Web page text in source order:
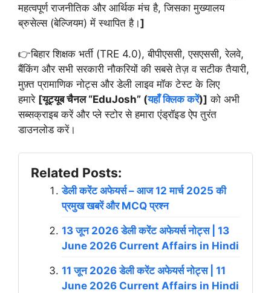
महत्वपूर्ण राजनीतिक और आर्थिक मंच है, जिसका मुख्यालय
ब्रुसेल्स (बेल्जियम) में स्थापित है।]
👉बिहार शिक्षक भर्ती (TRE 4.0), बीपीएससी, एसएससी, रेलवे,
बैंकिंग और सभी सरकारी नौकरियों की सबसे तेज़ व सटीक तैयारी,
मुफ़्त प्रामाणिक नोट्स और डेली लाइव मॉक टेस्ट के लिए
हमारे [यूट्यूब चैनल “EduJosh” (यहाँ क्लिक करें)] को अभी
सब्सक्राइब करें और प्ले स्टोर से हमारा एंड्रॉइड ऐप तुरंत
डाउनलोड करें।
Related Posts:
डेली करेंट अफेयर्स – आज 12 मार्च 2025 की
प्रमुख खबरें और MCQ प्रश्न
13 जून 2026 डेली करेंट अफेयर्स नोट्स | 13
June 2026 Current Affairs in Hindi
11 जून 2026 डेली करेंट अफेयर्स नोट्स | 11
June 2026 Current Affairs in Hindi